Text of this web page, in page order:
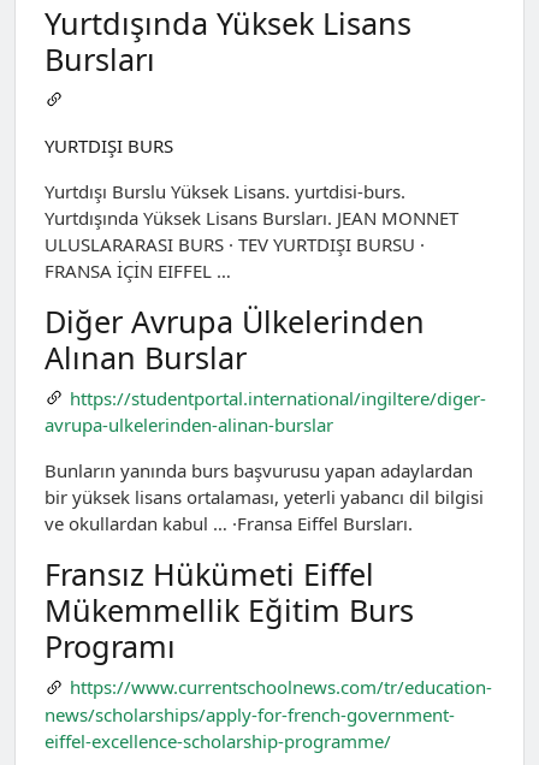
Yurtdışında Yüksek Lisans
Bursları
YURTDIŞI BURS
Yurtdışı Burslu Yüksek Lisans. yurtdisi-burs.
Yurtdışında Yüksek Lisans Bursları. JEAN MONNET
ULUSLARARASI BURS · TEV YURTDIŞI BURSU ·
FRANSA İÇİN EIFFEL …
Diğer Avrupa Ülkelerinden
Alınan Burslar
https://studentportal.international/ingiltere/diger-
avrupa-ulkelerinden-alinan-burslar
Bunların yanında burs başvurusu yapan adaylardan
bir yüksek lisans ortalaması, yeterli yabancı dil bilgisi
ve okullardan kabul … ·Fransa Eiffel Bursları.
Fransız Hükümeti Eiffel
Mükemmellik Eğitim Burs
Programı
https://www.currentschoolnews.com/tr/education-
news/scholarships/apply-for-french-government-
eiffel-excellence-scholarship-programme/